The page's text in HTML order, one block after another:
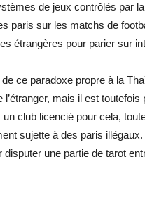
de jeux contrôlés par
paris sur les matchs de
étrangères pour parier sur
ce paradoxe propre à la
mais il est
club licencié pour cela,
sujette à des paris
une partie de tarot